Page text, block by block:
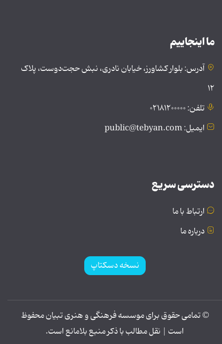
ما اینجاییم
آدرس: بلوار کشاورز، خیابان نادری، نبش حجت‌دوست، پلاک
۱۲
تلفن: ۰۲۱۸۱۲۰۰۰۰۰
ایمیل: public@tebyan.com
دسترسی سریع
ارتباط با ما
درباره ما
نسخه دسکتاپ
© تمامی حقوق برای موسسه فرهنگی و هنری تبیان محفوظ
است | نقل مطالب با ذکر منبع بلامانع است.